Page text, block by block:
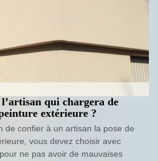
qui chargera de
extérieure ?
de confier à un artisan la pose de
vous devez choisir avec
ne pas avoir de mauvaises